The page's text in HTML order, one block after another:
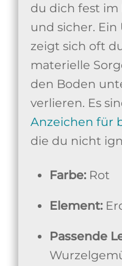
du dich fest im
und sicher.
zeigt sich oft
materielle
den Boden
verlieren. Es
Anzeichen für
die du nicht
Farbe:Rot
Element:
Passende